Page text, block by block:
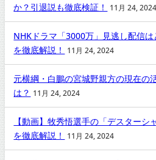
か？引退説も徹底検証！
11月 24, 2024
NHKドラマ「3000万」見逃し配信
を徹底解説！
11月 24, 2024
元横綱・白鵬の宮城野親方の現在の
は？ 11月 24, 2024
【動画】牧秀悟選手の「デスター
を徹底解説！
11月 24, 2024